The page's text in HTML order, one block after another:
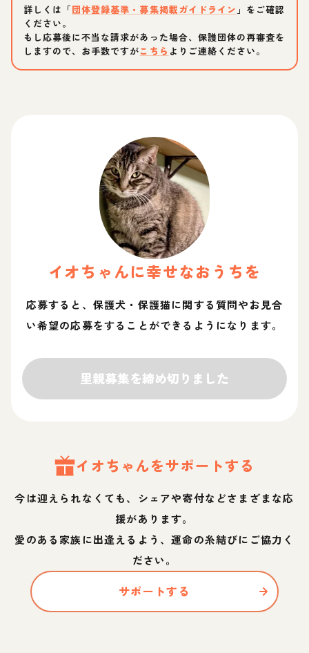
詳しくは「団体登録基準・募集掲載ガイドライン 」をご確認
ください。
もし応募後に不当な請求があった場合、保護団体の再審査を
しますので、お手数ですがこちら よりご連絡ください。
イオちゃんに幸せなおうちを
応募すると、保護犬・保護猫に関する質問やお見合
い希望の応募をすることができるようになります。
里親募集を締め切りました
イオちゃんをサポートする
今は迎えられなくても、シェアや寄付などさまざまな応
援があります。
愛のある家族に出逢えるよう、運命の糸結びにご協力く
ださい。
サポートする